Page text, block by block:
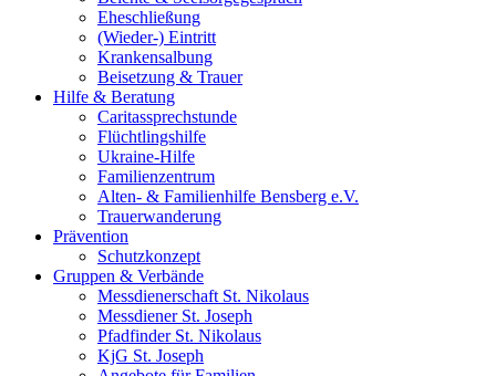
Eheschließung
(Wieder-) Eintritt
Krankensalbung
Beisetzung & Trauer
Hilfe & Beratung
Caritassprechstunde
Flüchtlingshilfe
Ukraine-Hilfe
Familienzentrum
Alten- & Familienhilfe Bensberg e.V.
Trauerwanderung
Prävention
Schutzkonzept
Gruppen & Verbände
Messdienerschaft St. Nikolaus
Messdiener St. Joseph
Pfadfinder St. Nikolaus
KjG St. Joseph